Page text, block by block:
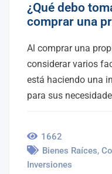
¿Qué debo
comprar una
Al comprar una
considerar varios
está haciendo una
para sus
1662
Bienes Raíces,
Inversiones